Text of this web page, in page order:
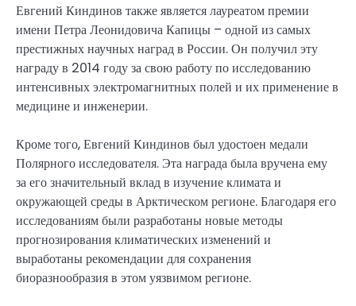
Евгений Киндинов также является лауреатом премии
имени Петра Леонидовича Капицы – одной из самых
престижных научных наград в России. Он получил эту
награду в 2014 году за свою работу по исследованию
интенсивных электромагнитных полей и их применение в
медицине и инженерии.
Кроме того, Евгений Киндинов был удостоен медали
Полярного исследователя. Эта награда была вручена ему
за его значительный вклад в изучение климата и
окружающей среды в Арктическом регионе. Благодаря его
исследованиям были разработаны новые методы
прогнозирования климатических изменений и
выработаны рекомендации для сохранения
биоразнообразия в этом уязвимом регионе.